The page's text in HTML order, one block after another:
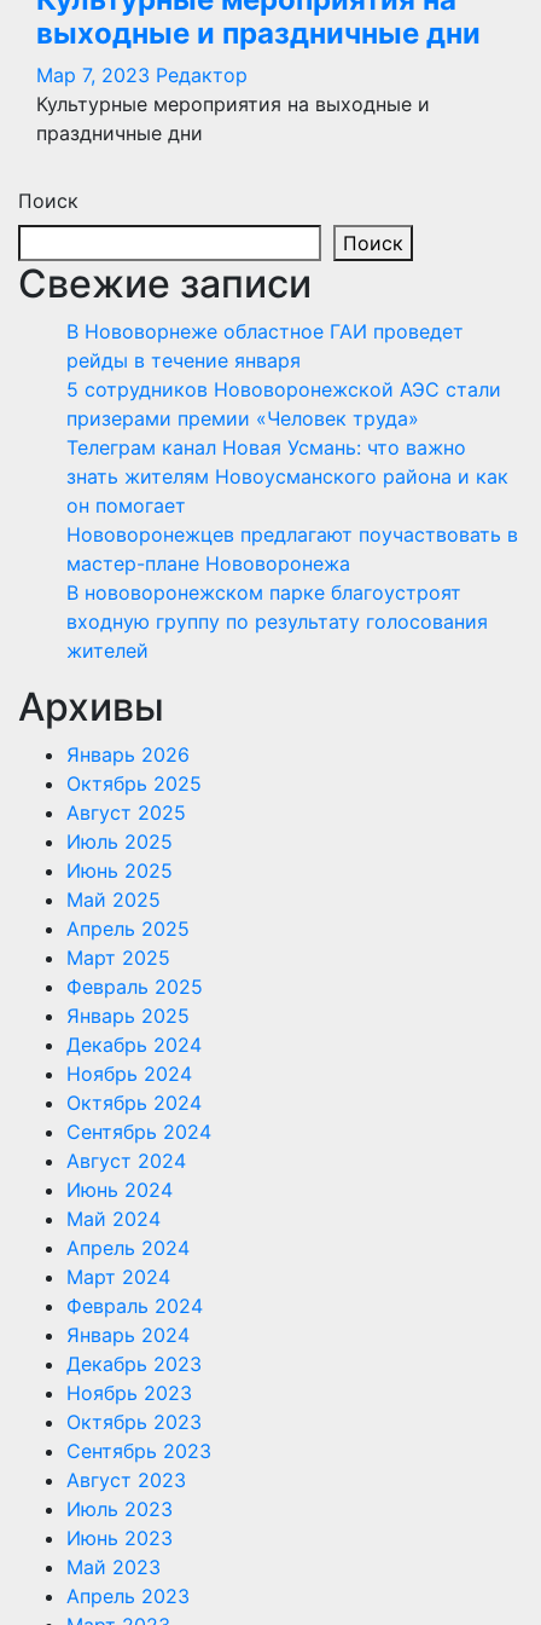
выходные и праздничные дни
Мар 7, 2023 Редактор
Культурные мероприятия на выходные и
праздничные дни
Поиск
Поиск
Свежие записи
В Нововорнеже областное ГАИ проведет
рейды в течение января
5 сотрудников Нововоронежской АЭС стали
призерами премии «Человек труда»
Телеграм канал Новая Усмань: что важно
знать жителям Новоусманского района и как
он помогает
Нововоронежцев предлагают поучаствовать в
мастер-плане Нововоронежа
В нововоронежском парке благоустроят
входную группу по результату голосования
жителей
Архивы
Январь 2026
Октябрь 2025
Август 2025
Июль 2025
Июнь 2025
Май 2025
Апрель 2025
Март 2025
Февраль 2025
Январь 2025
Декабрь 2024
Ноябрь 2024
Октябрь 2024
Сентябрь 2024
Август 2024
Июнь 2024
Май 2024
Апрель 2024
Март 2024
Февраль 2024
Январь 2024
Декабрь 2023
Ноябрь 2023
Октябрь 2023
Сентябрь 2023
Август 2023
Июль 2023
Июнь 2023
Май 2023
Апрель 2023